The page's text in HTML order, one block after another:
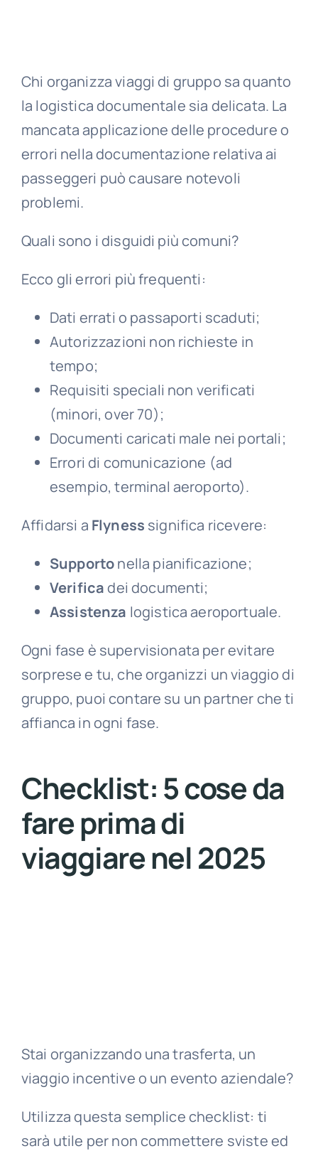
Chi organizza viaggi di gruppo sa quanto
la logistica documentale sia delicata. La
mancata applicazione delle procedure o
errori nella documentazione relativa ai
passeggeri può causare notevoli
problemi.
Quali sono i disguidi più comuni?
Ecco gli errori più frequenti:
Dati errati o passaporti scaduti;
Autorizzazioni non richieste in
tempo;
Requisiti speciali non verificati
(minori, over 70);
Documenti caricati male nei portali;
Errori di comunicazione (ad
esempio, terminal aeroporto).
Affidarsi a Flyness significa ricevere:
Supportonella pianificazione;
Verificadei documenti;
Assistenza logistica aeroportuale.
Ogni fase è supervisionata per evitare
sorprese e tu, che organizzi un viaggio di
gruppo, puoi contare su un partner che ti
affianca in ogni fase.
Checklist: 5 cose da
fare prima di
viaggiare nel 2025
Stai organizzando una trasferta, un
viaggio incentive o un evento aziendale?
Utilizza questa semplice checklist: ti
sarà utile per non commettere sviste ed